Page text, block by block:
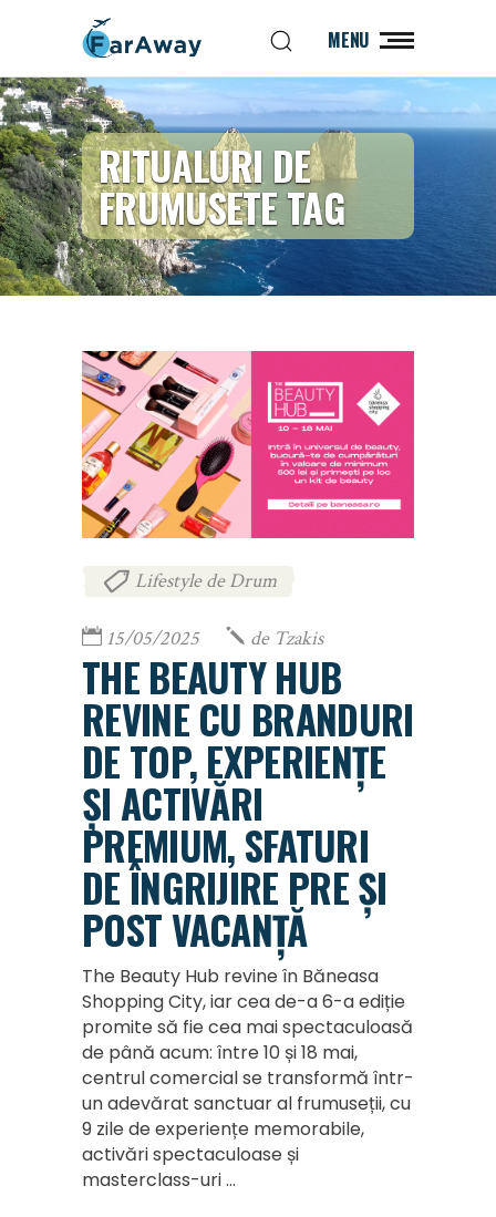
MENU
RITUALURI DE
FRUMUSETE TAG
Lifestyle de Drum
15/05/2025 de Tzakis
THE BEAUTY HUB
REVINE CU BRANDURI
DE TOP, EXPERIENȚE
ȘI ACTIVĂRI
PREMIUM, SFATURI
DE ÎNGRIJIRE PRE ȘI
POST VACANȚĂ
The Beauty Hub revine în Băneasa
Shopping City, iar cea de-a 6-a ediție
promite să fie cea mai spectaculoasă
de până acum: între 10 și 18 mai,
centrul comercial se transformă într-
un adevărat sanctuar al frumuseții, cu
9 zile de experiențe memorabile,
activări spectaculoase și
masterclass-uri